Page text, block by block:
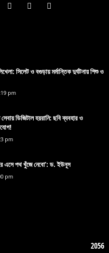
সিলেট ও বগুড়ায় মর্মান্তিক দুর্ঘটনায় শিশু ও
pm
ডিজিটাল হয়রানি: ছবি ব্যবহার ও
pm
এসে পথ খুঁজে নেবো’: ড. ইউনূস
pm
2056